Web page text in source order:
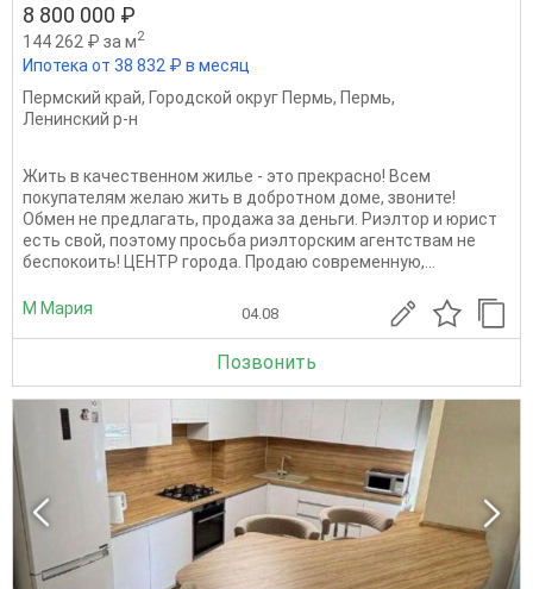
8 800 000 ₽
144 262 ₽ за м2
Ипотека от 38 832 ₽ в месяц
Пермский край, Городской округ Пермь, Пермь,
Ленинский р-н
Жить в качественном жилье - это прекрасно! Всем
покупателям желаю жить в добротном доме, звоните!
Обмен не предлагать, продажа за деньги. Риэлтор и юрист
есть свой, поэтому просьба риэлторским агентствам не
беспокоить! ЦЕНТР города. Продаю современную,...
М Мария 04.08
Позвонить